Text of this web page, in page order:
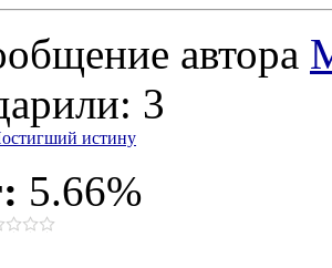
автора
3
истину
5.66%